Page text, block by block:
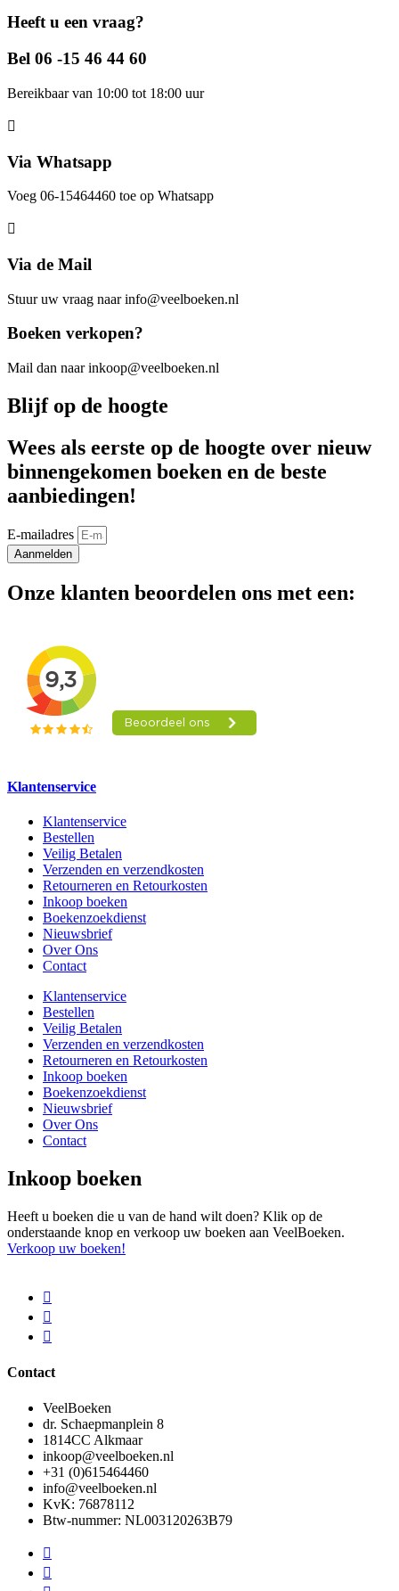
Heeft u een vraag?
Bel 06 -15 46 44 60
Bereikbaar van 10:00 tot 18:00 uur
Via Whatsapp
Voeg 06-15464460 toe op Whatsapp
Via de Mail
Stuur uw vraag naar info@veelboeken.nl
Boeken verkopen?
Mail dan naar inkoop@veelboeken.nl
Blijf op de hoogte
Wees als eerste op de hoogte over nieuw
binnengekomen boeken en de beste
aanbiedingen!
E-mailadres
Aanmelden
Onze klanten beoordelen ons met een:
Klantenservice
Klantenservice
Bestellen
Veilig Betalen
Verzenden en verzendkosten
Retourneren en Retourkosten
Inkoop boeken
Boekenzoekdienst
Nieuwsbrief
Over Ons
Contact
Klantenservice
Bestellen
Veilig Betalen
Verzenden en verzendkosten
Retourneren en Retourkosten
Inkoop boeken
Boekenzoekdienst
Nieuwsbrief
Over Ons
Contact
Inkoop boeken
Heeft u boeken die u van de hand wilt doen? Klik op de
onderstaande knop en verkoop uw boeken aan VeelBoeken.
Verkoop uw boeken!
Contact
VeelBoeken
dr. Schaepmanplein 8
1814CC Alkmaar
inkoop@veelboeken.nl
+31 (0)615464460
info@veelboeken.nl
KvK: 76878112
Btw-nummer: NL003120263B79